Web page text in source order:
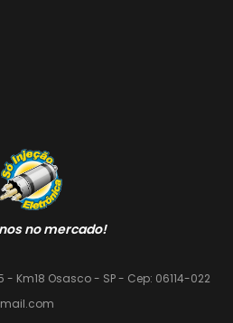
no mercado!
- Km18 Osasco - SP - Cep: 06114-022